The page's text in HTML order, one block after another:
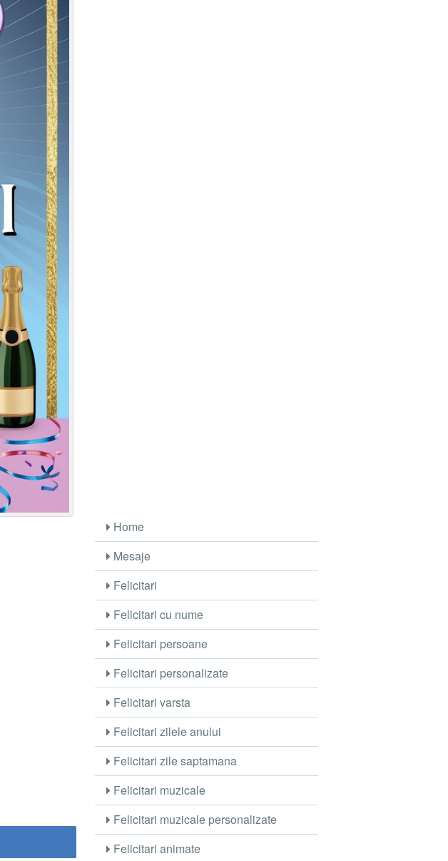
Home
Mesaje
Felicitari
Felicitari cu nume
Felicitari persoane
Felicitari personalizate
Felicitari varsta
Felicitari zilele anului
Felicitari zile saptamana
Felicitari muzicale
Felicitari muzicale personalizate
Felicitari animate